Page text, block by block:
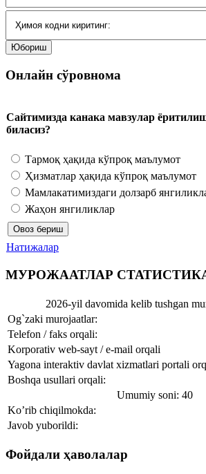
Онлайн сўровнома
Сайтимизда канака мавзулар
биласиз?
Тармоқ ҳақида кўпроқ маълумот
Ҳизматлар ҳақида кўпроқ маълумот
Мамлакатимиздаги долзарб
Жаҳон янгиликлар
Натижалар
МУРОЖААТЛАР
2026-yil davomida kelib tushgan
Og`zaki murojaatlar:
Telefon / faks orqali:
Korporativ web-sayt / e-mail orqali
Yagona interaktiv davlat xizmatlari portali
Boshqa usullari orqali:
Umumiy soni: 40
Ko’rib chiqilmokda:
Javob yuborildi:
Фойдали ҳаволалар